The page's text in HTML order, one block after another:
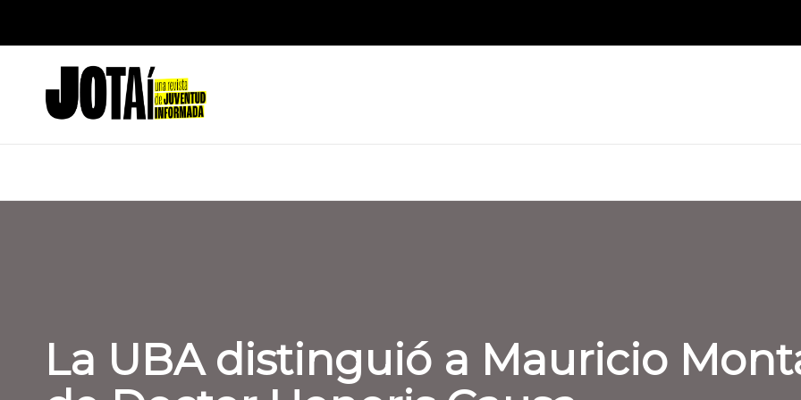
Saltar
contenido
J
o
a
revista
de
La UBA distinguió a Mauricio